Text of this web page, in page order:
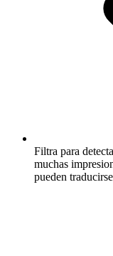
Filtra para
muchas
pueden